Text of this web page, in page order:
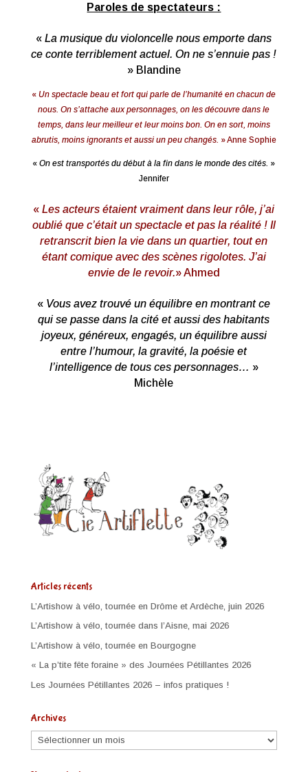
Paroles de spectateurs :
«La musique du violoncelle nous emporte dans
ce conte terriblement actuel. On ne s’ennuie pas !
» Blandine
«Un spectacle beau et fort qui parle de l’humanité en chacun de
nous. On s’attache aux personnages, on les découvre dans le
temps, dans leur meilleur et leur moins bon. On en sort, moins
abrutis, moins ignorants et aussi un peu changés. » Anne Sophie
«On est transportés du début à la fin dans le monde des cités. »
Jennifer
« Les acteurs étaient vraiment dans leur rôle, j’ai
oublié que c’était un spectacle et pas la réalité ! Il
retranscrit bien la vie dans un quartier, tout en
étant comique avec des scènes rigolotes. J’ai
envie de le revoir.»Ahmed
« Vous avez trouvé un équilibre en montrant ce
qui se passe dans la cité et aussi des habitants
joyeux, généreux, engagés, un équilibre aussi
entre l’humour, la gravité, la poésie et
l’intelligence de tous ces personnages… »
Michèle
Articles récents
L’Artishow à vélo, tournée en Drôme et Ardèche, juin 2026
L’Artishow à vélo, tournée dans l’Aisne, mai 2026
L’Artishow à vélo, tournée en Bourgogne
« La p’tite fête foraine » des Journées Pétillantes 2026
Les Journées Pétillantes 2026 – infos pratiques !
Archives
Archives